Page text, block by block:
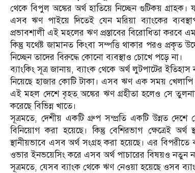
থেকে বিপুল অঙ্কের অর্থ হাতিয়ে নিচ্ছেন গুটিকয়
এসব ঋণ পাইয়ে দিতেই যেন মরিয়া ব্যাংকের
প্রভাবশালী এই মহলের ঋণ প্রস্তাবের বিরোধিতা করবে
কিন্তু যথেষ্ট জামানত কিংবা সম্পত্তি থাকার পরও প্রকৃত
নিচ্ছেন তাদের বিরুদ্ধে কোনো ব্যবস্থাও চোখে পড়ে না।
ব্যাংকিং সূত্র জানায়, ব্যাংক থেকে অর্থ লুটপাটের
নিয়েছে হাজার কোটি টাকা। এসব ঋণ এক সময়
এই মহল দেশে বৃহত্ অঙ্কের ঋণ গ্রহীতা হলেও সে
করেছে বিভিন্ন খাতে।
সূত্রমতে, দেশীয় একটি গ্রুপ সম্প্রতি একটি উন্নত
বিনিয়োগ করা হয়েছে। কিন্তু বেশিরভাগ ক্ষেত্রেই অর্থ
স্থানীয়ভাবে এসব অর্থ সংগ্রহ করা হয়েছে। এর
ওভার ইনভয়েসিং করে এসব অর্থ পাচারের বিষয়ও নতুন
সূত্রমতে, যেসব ব্যাংক থেকে ঋণ নেওয়া হয়েছে ওসব